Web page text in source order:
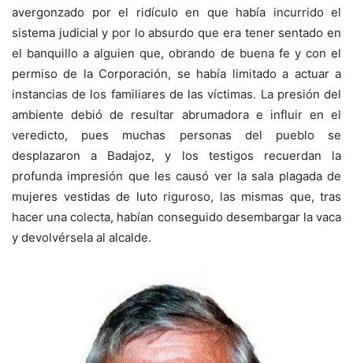
avergonzado por el ridículo en que había incurrido el
sistema judicial y por lo absurdo que era tener sentado en
el banquillo a alguien que, obrando de buena fe y con el
permiso de la Corporación, se había limitado a actuar a
instancias de los familiares de las víctimas. La presión del
ambiente debió de resultar abrumadora e influir en el
veredicto, pues muchas personas del pueblo se
desplazaron a Badajoz, y los testigos recuerdan la
profunda impresión que les causó ver la sala plagada de
mujeres vestidas de luto riguroso, las mismas que, tras
hacer una colecta, habían conseguido desembargar la vaca
y devolvérsela al alcalde.